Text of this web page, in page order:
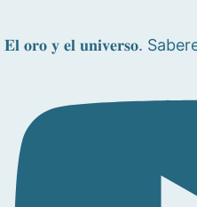
𝐄𝐥 𝐨𝐫𝐨 𝐲 𝐞𝐥 𝐮𝐧𝐢𝐯𝐞𝐫𝐬𝐨.